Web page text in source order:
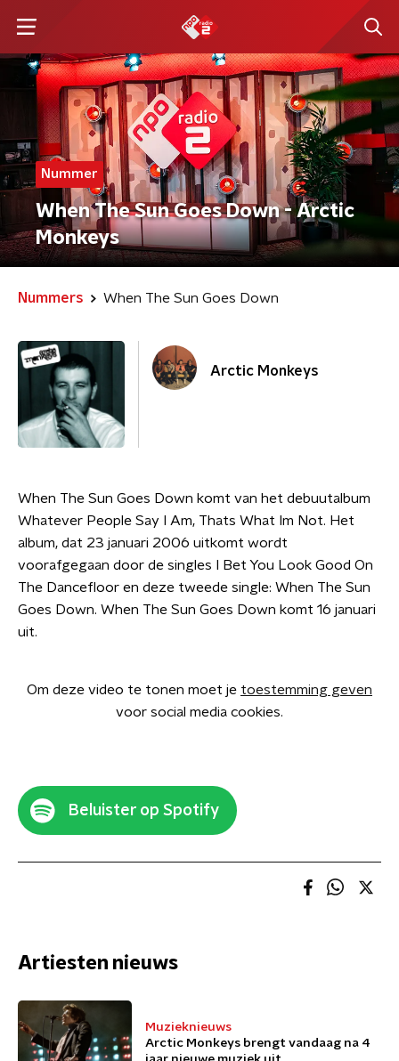
Nummer
When The Sun Goes Down - Arctic
Monkeys
Nummers When The Sun Goes Down
Arctic Monkeys
When The Sun Goes Down komt van het debuutalbum
Whatever People Say I Am, Thats What Im Not. Het
album, dat 23 januari 2006 uitkomt wordt
voorafgegaan door de singles I Bet You Look Good On
The Dancefloor en deze tweede single: When The Sun
Goes Down. When The Sun Goes Down komt 16 januari
uit.
Om deze video te tonen moet je toestemming geven
voor social media cookies.
Beluister op Spotify
Artiesten nieuws
Muzieknieuws
Arctic Monkeys brengt vandaag na 4